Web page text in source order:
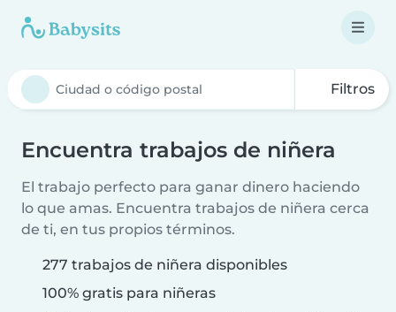
Filtros
Encuentra trabajos de niñera
El trabajo perfecto para ganar dinero haciendo
lo que amas. Encuentra trabajos de niñera cerca
de ti, en tus propios términos.
277 trabajos de niñera disponibles
100% gratis para niñeras